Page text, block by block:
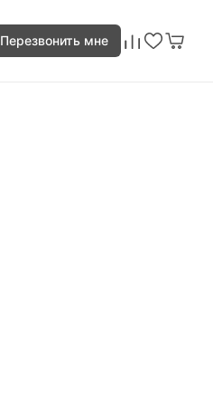
Перезвонить мне